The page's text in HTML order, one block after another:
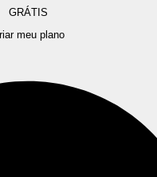
GRÁTIS
meu plano